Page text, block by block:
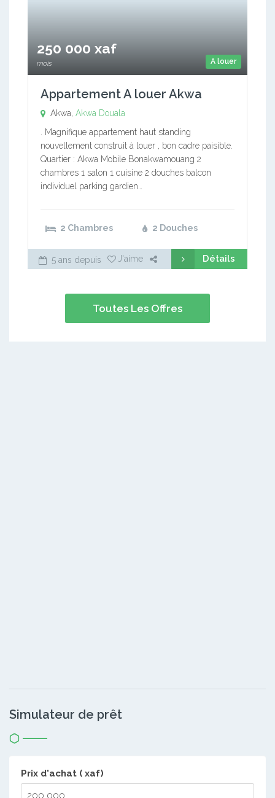
A louer
250 000 xaf
mois
Appartement A louer Akwa
Akwa, Akwa Douala
. Magnifique appartement haut standing
nouvellement construit à louer , bon cadre paisible.
Quartier : Akwa Mobile Bonakwamouang 2
chambres 1 salon 1 cuisine 2 douches balcon
individuel parking gardien…
2 Chambres 2 Douches
5 ans depuis J'aime Détails
Toutes Les Offres
Simulateur de prêt
Prix d'achat ( xaf)